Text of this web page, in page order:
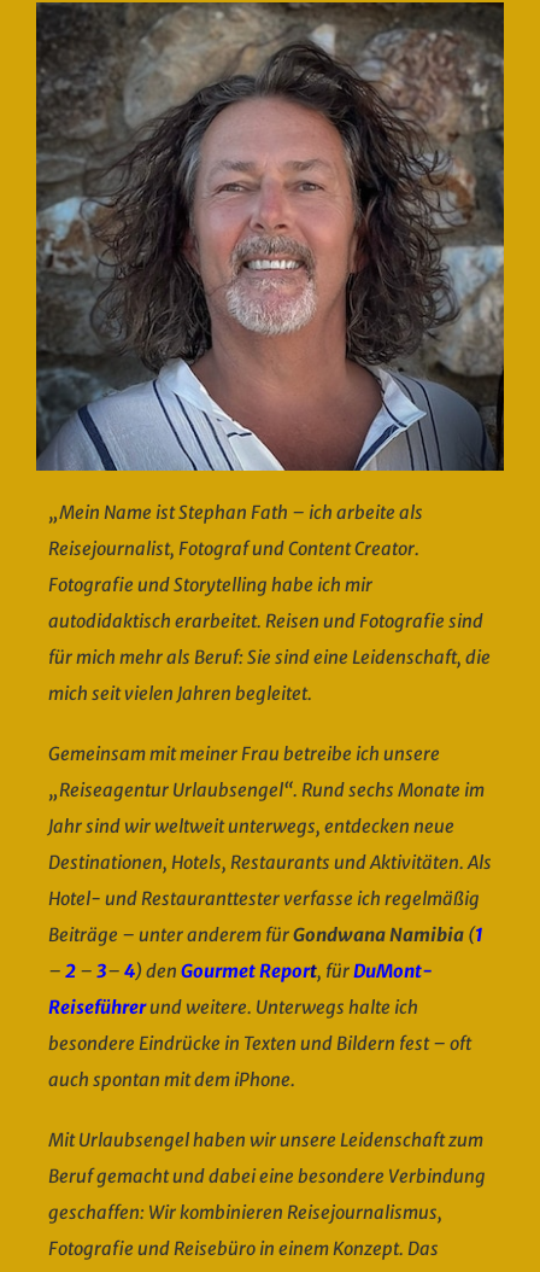
„Mein Name ist Stephan Fath – ich arbeite als
Reisejournalist, Fotograf und Content Creator.
Fotografie und Storytelling habe ich mir
autodidaktisch erarbeitet. Reisen und Fotografie sind
für mich mehr als Beruf: Sie sind eine Leidenschaft, die
mich seit vielen Jahren begleitet.
Gemeinsam mit meiner Frau betreibe ich unsere
„Reiseagentur Urlaubsengel“. Rund sechs Monate im
Jahr sind wir weltweit unterwegs, entdecken neue
Destinationen, Hotels, Restaurants und Aktivitäten. Als
Hotel- und Restauranttester verfasse ich regelmäßig
Beiträge – unter anderem fürGondwana Namibia (1
– 2– 3– 4) den Gourmet Report, fürDuMont-
Reiseführerund weitere. Unterwegs halte ich
besondere Eindrücke in Texten und Bildern fest – oft
auch spontan mit dem iPhone.
MitUrlaubsengelhaben wir unsere Leidenschaft zum
Beruf gemacht und dabei eine besondere Verbindung
geschaffen: Wir kombinieren Reisejournalismus,
Fotografie und Reisebüro in einem Konzept. Das